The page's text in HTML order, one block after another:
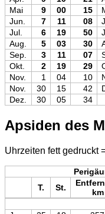
Mai
9 00 15
Jun.
7 11 08
Jul.
6 19 50
Aug.
5 03 30
Sep.
3 11 07
Okt.
2 19 29
Nov.
1 04 10
Nov.
30 15 42
Dez.
30 05 34
Apsiden des
Uhrzeiten fett gedruckt
T.
St.
km